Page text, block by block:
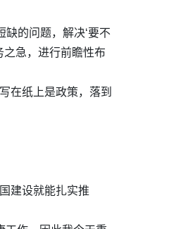
缺的问题，解决‘要不
之急，进行前瞻性布
在纸上是政策，落到
建设就能扎实推